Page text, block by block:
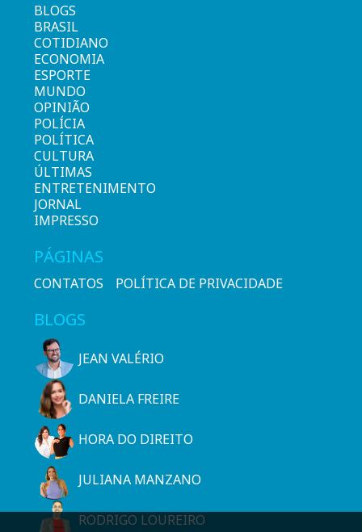
BLOGS
BRASIL
COTIDIANO
ECONOMIA
ESPORTE
MUNDO
OPINIÃO
POLÍCIA
POLÍTICA
CULTURA
ÚLTIMAS
ENTRETENIMENTO
JORNAL
IMPRESSO
PÁGINAS
CONTATOS POLÍTICA DE PRIVACIDADE
BLOGS
JEAN VALÉRIO
DANIELA FREIRE
HORA DO DIREITO
JULIANA MANZANO
RODRIGO LOUREIRO